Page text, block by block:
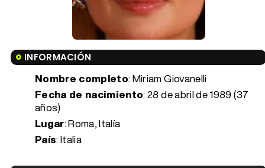
INFORMACIÓN
Nombre completo: Miriam Giovanelli
Fecha de nacimiento:28 de abril de 1989 (37
años)
Lugar: Roma, Italía
País: Italia